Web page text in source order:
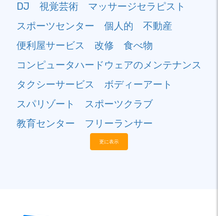
DJ
視覚芸術
マッサージセラピスト
スポーツセンター
個人的
不動産
便利屋サービス
改修
食べ物
コンピュータハードウェアのメンテナンス
タクシーサービス
ボディーアート
スパリゾート
スポーツクラブ
教育センター
フリーランサー
更に表示